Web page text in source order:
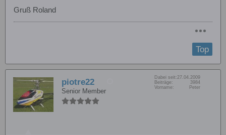
Gruß Roland
Top
piotre22
Senior Member
Dabei seit: 27.04.2009
Beiträge:
3984
Vorname:
Peter